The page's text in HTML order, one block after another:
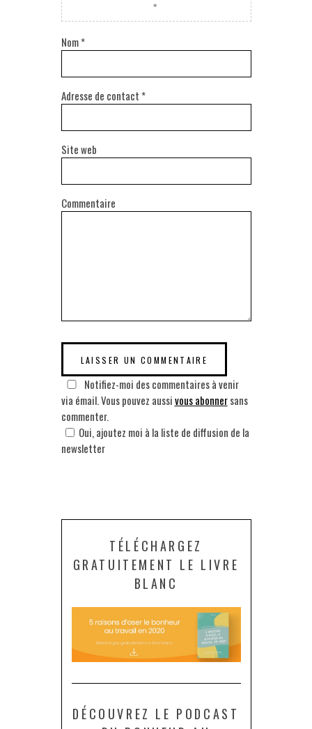
*
Nom*
Adresse de contact *
Site web
Commentaire
Notifiez-moi des commentaires à venir
via émail. Vous pouvez aussivous abonnersans
commenter.
Oui, ajoutez moi à la liste de diffusion de la
newsletter
TÉLÉCHARGEZ
GRATUITEMENT LE LIVRE
BLANC
DÉCOUVREZ LE PODCAST